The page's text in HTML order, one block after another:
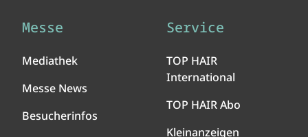
Messe
Mediathek
Messe News
Besucherinfos
Service
TOP HAIR
International
TOP HAIR Abo
Kleinanzeigen